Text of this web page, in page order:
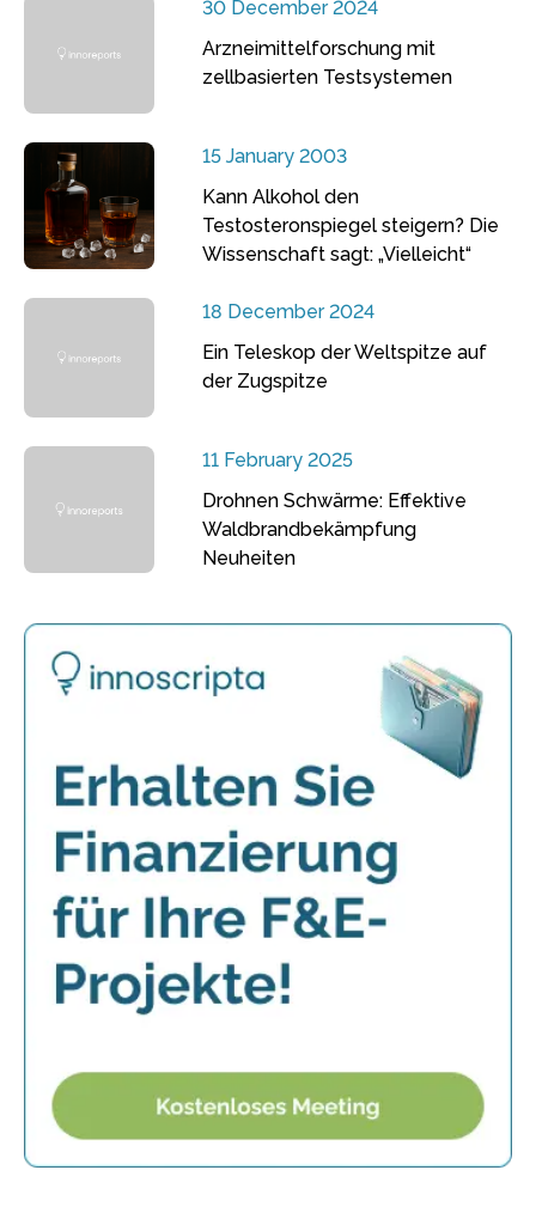
30 December 2024
Arzneimittelforschung mit
zellbasierten Testsystemen
15 January 2003
Kann Alkohol den
Testosteronspiegel steigern? Die
Wissenschaft sagt: „Vielleicht“
18 December 2024
Ein Teleskop der Weltspitze auf
der Zugspitze
11 February 2025
Drohnen Schwärme: Effektive
Waldbrandbekämpfung
Neuheiten